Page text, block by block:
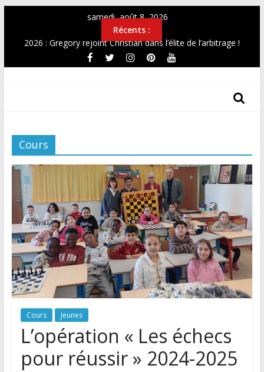
contenu
samedi, août 8, 2026
Récents :
2026 : Gregory rejoint Christian dans l’élite de l’arbitrage !
Top12 féminin Mai 2026
Des
Hauts-
De-
France
Cours
Cours Jeunes
L’opération « Les échecs
pour réussir » 2024-2025